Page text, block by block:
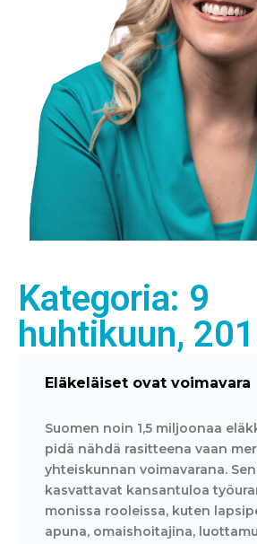
Kategoria: 9
huhtikuun,
Eläkeläiset ovat voimavara
Suomen noin 1,5 miljoonaa
pidä nähdä rasitteena vaan
yhteiskunnan voimavarana.
kasvattavat kansantuloa
monissa rooleissa, kuten
apuna, omaishoitajina,